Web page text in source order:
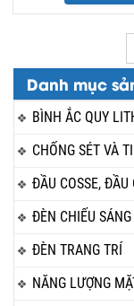
Danh mục
BÌNH ẮC QUY
CHỐNG SÉT VÀ
ĐẦU COSSE,
ĐÈN CHIẾU SÁNG
ĐÈN TRANG TRÍ
NĂNG LƯỢNG